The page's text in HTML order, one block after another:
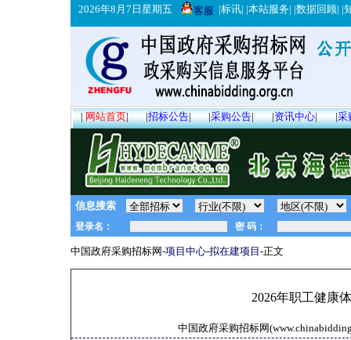
2026年8月7日星期五 客服 |标讯| |本站服务| |数据回顾| |
|网站首页| |招标公告| |采购公告| |资讯中心| |采
信息搜索
中国政府采购招标网-项目中心-拟在建项目 -正文
2026年职工健康
中国政府采购招标网